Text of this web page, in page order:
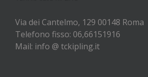
Via dei Cantelmo, 129 00148 Roma
Telefono fisso: 06,66151916
Mail: info @ tckipling.it